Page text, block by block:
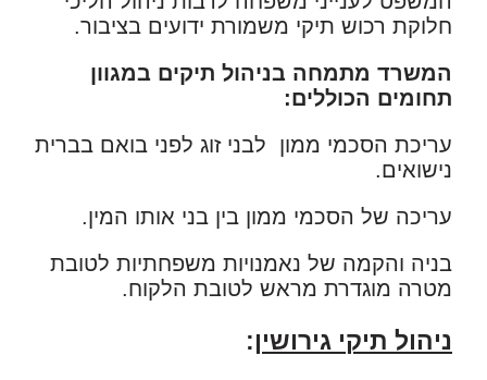
חלוקת רכוש תיקי משמורת ידועים בציבור.
המשרד מתמחה בניהול תיקים במגוון
תחומים הכוללים:
עריכת הסכמי ממון לבני זוג לפני בואם בברית
נישואים.
עריכה של הסכמי ממון בין בני אותו המין.
בניה והקמה של נאמנויות משפחתיות לטובת
מטרה מוגדרת מראש לטובת הלקוח.
ניהול תיקי גירושין: